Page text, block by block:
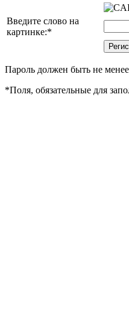
Введите слово на
картинке:*
Пароль должен быть не
*Поля, обязательные для